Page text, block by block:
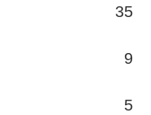
35
9
5